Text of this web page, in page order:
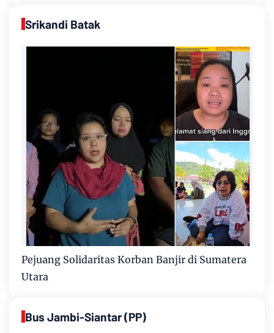
Srikandi Batak
Pejuang Solidaritas Korban Banjir di Sumatera
Utara
Bus Jambi-Siantar (PP)